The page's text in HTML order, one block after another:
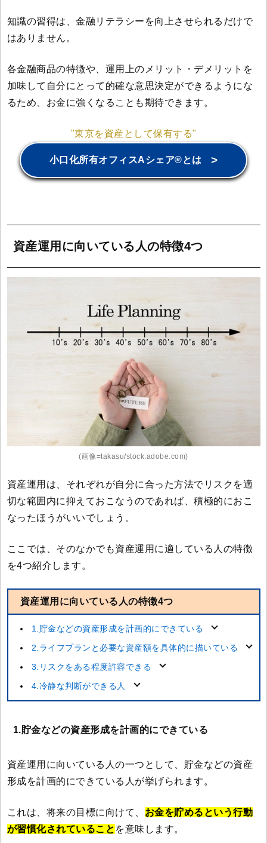
知識の習得は、金融リテラシーを向上させられるだけで
はありません。
各金融商品の特徴や、運用上のメリット・デメリットを
加味して自分にとって的確な意思決定ができるようにな
るため、お金に強くなることも期待できます。
"東京を資産として保有する"
小口化所有オフィスAシェア®とは >
資産運用に向いている人の特徴4つ
(画像=takasu/stock.adobe.com)
資産運用は、それぞれが自分に合った方法でリスクを適
切な範囲内に抑えておこなうのであれば、積極的におこ
なったほうがいいでしょう。
ここでは、そのなかでも資産運用に適している人の特徴
を4つ紹介します。
資産運用に向いている人の特徴4つ
1.貯金などの資産形成を計画的にできている
2.ライフプランと必要な資産額を具体的に描いている
3.リスクをある程度許容できる
4.冷静な判断ができる人
1.貯金などの資産形成を計画的にできている
資産運用に向いている人の一つとして、貯金などの資産
形成を計画的にできている人が挙げられます。
これは、将来の目標に向けて、 お金を貯めるという行動
が習慣化されていること を意味します。